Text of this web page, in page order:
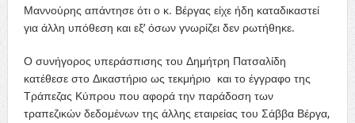
Μαννούρης απάντησε ότι ο κ. Βέργας είχε ήδη καταδικαστεί
για άλλη υπόθεση και εξ’ όσων γνωρίζει δεν ρωτήθηκε.
Ο συνήγορος υπεράσπισης του Δημήτρη Πατσαλίδη
κατέθεσε στο Δικαστήριο ως τεκμήριο και το έγγραφο της
Τράπεζας Κύπρου που αφορά την παράδοση των
τραπεζικών δεδομένων της άλλης εταιρείας του Σάββα Βέργα,